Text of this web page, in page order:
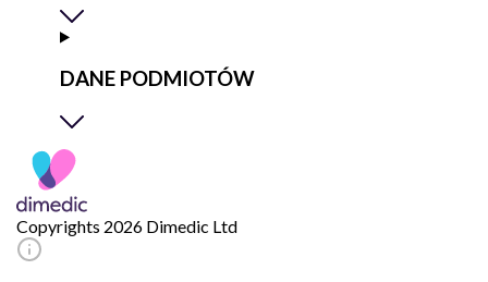
DANE PODMIOTÓW
Copyrights 2026 Dimedic Ltd